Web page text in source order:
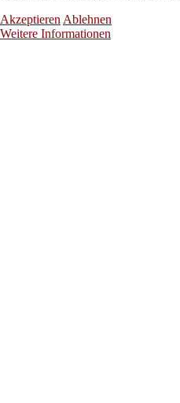
Akzeptieren Ablehnen
Weitere Informationen